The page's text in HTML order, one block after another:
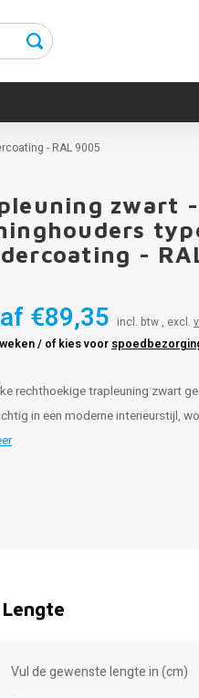
- RAL 9005
zwart
-
€89,35 incl. btw , excl.
/ of kies voor
rechthoekige trapleuning zwart
in een moderne interieurstijl,
Lengte
Vul de gewenste lengte in (cm)